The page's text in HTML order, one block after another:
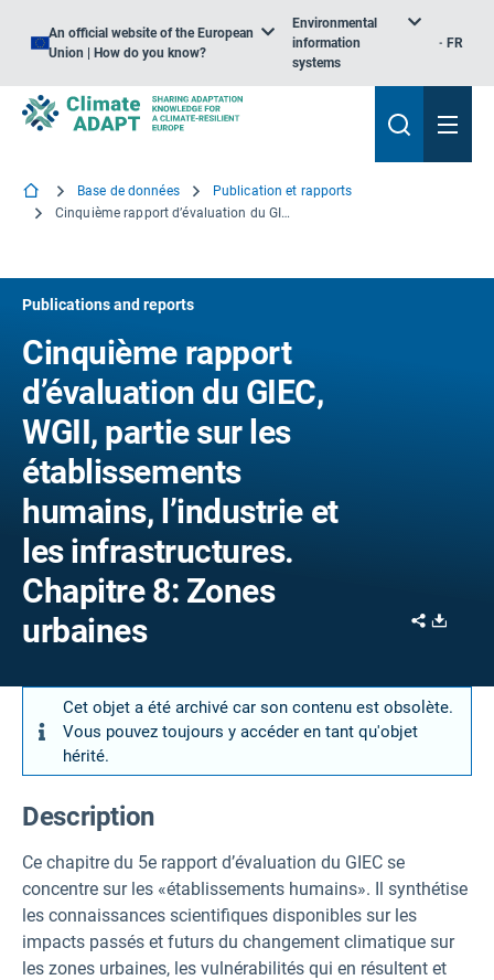
An official website of the European
Union | How do you know?
Environmental
information
systems
FR
Base de données
Publication et rapports
Cinquième rapport d’évaluation du GIEC, WGII, partie sur les établissements humains, l’industrie et les infrastructures. Chapitre 8: Zones urbaines
Publications and reports
Cinquième rapport
d’évaluation du GIEC,
WGII, partie sur les
établissements
humains, l’industrie et
les infrastructures.
Chapitre 8: Zones
urbaines
Share
Cet objet a été archivé car son contenu est obsolète.
Vous pouvez toujours y accéder en tant qu'objet
hérité.
Description
Ce chapitre du 5e rapport d’évaluation du GIEC se
concentre sur les «établissements humains». Il synthétise
les connaissances scientifiques disponibles sur les
impacts passés et futurs du changement climatique sur
les zones urbaines, les vulnérabilités qui en résultent et